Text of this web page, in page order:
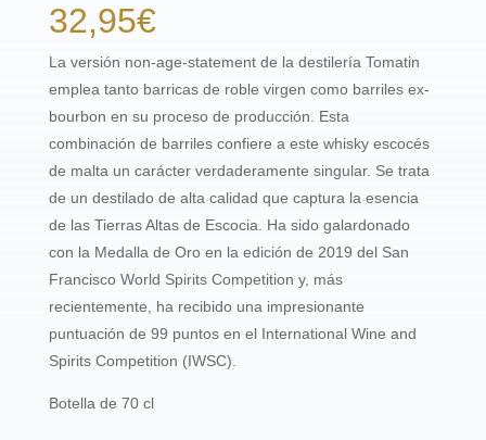
32,95€
La versión non-age-statement de la destilería Tomatin
emplea tanto barricas de roble virgen como barriles ex-
bourbon en su proceso de producción. Esta
combinación de barriles confiere a este whisky escocés
de malta un carácter verdaderamente singular. Se trata
de un destilado de alta calidad que captura la esencia
de las Tierras Altas de Escocia. Ha sido galardonado
con la Medalla de Oro en la edición de 2019 del San
Francisco World Spirits Competition y, más
recientemente, ha recibido una impresionante
puntuación de 99 puntos en el International Wine and
Spirits Competition (IWSC).
Botella de 70 cl